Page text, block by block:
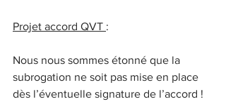
Projet accord QVT :
Nous nous sommes étonné que la
subrogation ne soit pas mise en place
dès l’éventuelle signature de l’accord !